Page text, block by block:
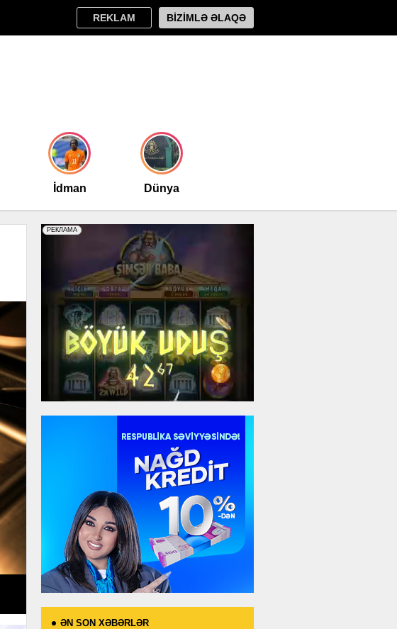
REKLAM BİZİMLƏ ƏLAQƏ
İdman Dünya
ƏN SON XƏBƏRLƏR